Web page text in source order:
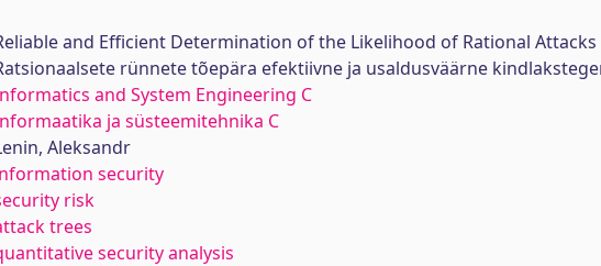
and Efficient Determination of the Likelihood of Rational Attacks
rünnete tõepära efektiivne ja usaldusväärne
and System Engineering C
ja süsteemitehnika C
Aleksandr
security
risk
trees
security analysis